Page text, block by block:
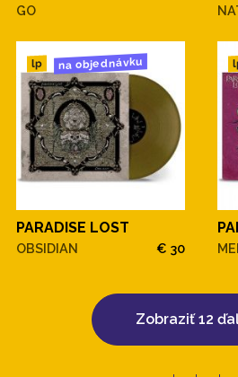
GO
lp na objednávku
PARADISE LOST
OBSIDIAN € 30
Zobraziť 12